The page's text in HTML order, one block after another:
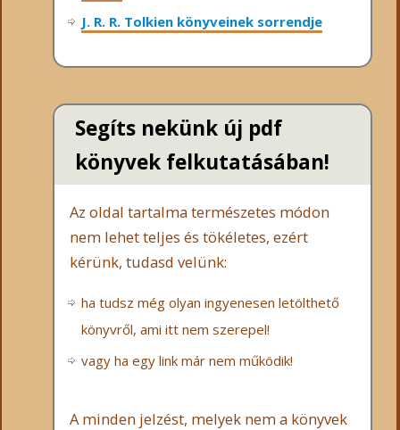
J. R. R. Tolkien könyveinek sorrendje
Segíts nekünk új pdf
könyvek felkutatásában!
Az oldal tartalma természetes módon
nem lehet teljes és tökéletes, ezért
kérünk, tudasd velünk:
ha tudsz még olyan ingyenesen letölthető
könyvről, ami itt nem szerepel!
vagy ha egy link már nem működik!
A minden jelzést, melyek nem a könyvek